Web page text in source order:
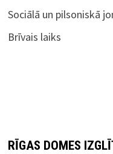
Sociālā un pilsoniskā
Brīvais laiks
RĪGAS DOMES